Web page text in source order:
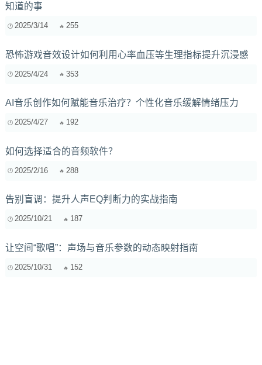
知道的事
2025/3/14 255
恐怖游戏音效设计如何利用心率血压等生理指标提升沉浸感
2025/4/24 353
AI音乐创作如何赋能音乐治疗？个性化音乐缓解情绪压力
2025/4/27 192
如何选择适合的音频软件？
2025/2/16 288
告别盲调：提升人声EQ判断力的实战指南
2025/10/21 187
让空间“歌唱”：声场与音乐参数的动态映射指南
2025/10/31 152